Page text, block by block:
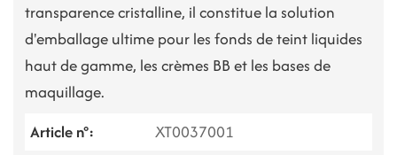
transparence cristalline, il constitue la solution
d'emballage ultime pour les fonds de teint liquides
haut de gamme, les crèmes BB et les bases de
maquillage.
Article n°:
XT0037001